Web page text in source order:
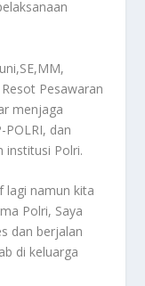
Pesawaran
menjaga
POLRI, dan
institusi Polri.
lagi namun kita
Polri, Saya
dan berjalan
di keluarga